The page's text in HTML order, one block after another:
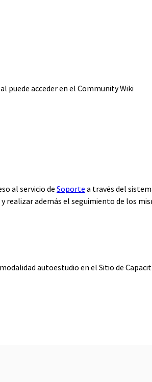
puede acceder en el Community Wiki
al servicio de Soporte a través del
además el seguimiento de los
autoestudio en el Sitio de